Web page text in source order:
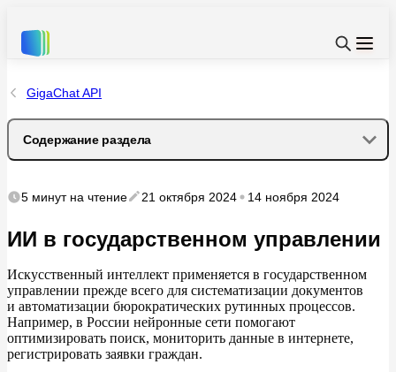
GigaChat API
Содержание раздела
Как искусственный интеллект используется
Примеры искусственного интеллекта для сферы
государственного управления
Программы и приложения с ИИ в государственном
управлении
Будущее государственного управления с ИИ
5 минутна чтение 21 октября 2024 14 ноября 2024
ИИ в государственном управлении
Искусственный интеллект применяется в государственном
управлении прежде всего для систематизации документов
и автоматизации бюрократических рутинных процессов.
Например, в России нейронные сети помогают
оптимизировать поиск, мониторить данные в интернете,
регистрировать заявки граждан.